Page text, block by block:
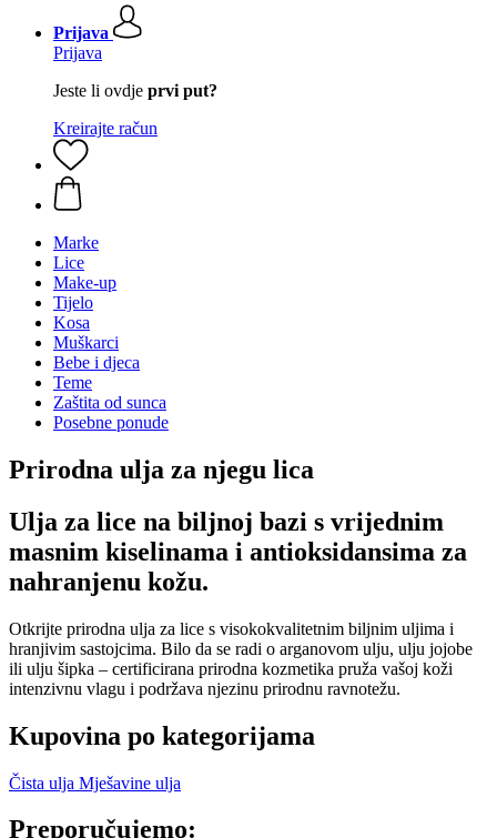
Prijava
Prijava
Jeste li ovdje prvi put?
Kreirajte račun
Marke
Lice
Make-up
Tijelo
Kosa
Muškarci
Bebe i djeca
Teme
Zaštita od sunca
Posebne ponude
Prirodna ulja za njegu lica
Ulja za lice na biljnoj bazi s vrijednim
masnim kiselinama i antioksidansima za
nahranjenu kožu.
Otkrijte prirodna ulja za lice s visokokvalitetnim biljnim uljima i
hranjivim sastojcima. Bilo da se radi o arganovom ulju, ulju jojobe
ili ulju šipka – certificirana prirodna kozmetika pruža vašoj koži
intenzivnu vlagu i podržava njezinu prirodnu ravnotežu.
Kupovina po kategorijama
Čista ulja Mješavine ulja
Preporučujemo: